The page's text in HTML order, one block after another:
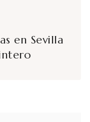
en Sevilla